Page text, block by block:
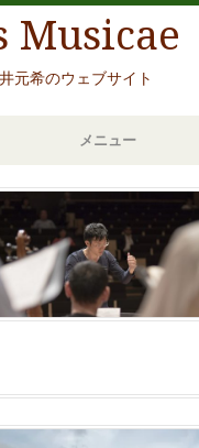
Musicae
元希のウェブサイト
メニュー